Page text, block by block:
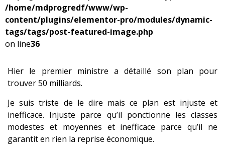
/home/mdprogredf/www/wp-
content/plugins/elementor-pro/modules/dynamic-
tags/tags/post-featured-image.php
on line36
Hier le premier ministre a détaillé son plan pour
trouver 50 milliards.
Je suis triste de le dire mais ce plan est injuste et
inefficace. Injuste parce qu’il ponctionne les classes
modestes et moyennes et inefficace parce qu’il ne
garantit en rien la reprise économique.